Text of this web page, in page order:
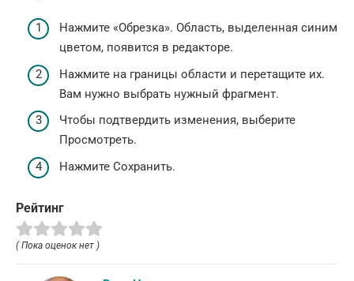
Нажмите «Обрезка». Область, выделенная синим
цветом, появится в редакторе.
Нажмите на границы области и перетащите их.
Вам нужно выбрать нужный фрагмент.
Чтобы подтвердить изменения, выберите
Просмотреть.
Нажмите Сохранить.
Рейтинг
( Пока оценок нет )